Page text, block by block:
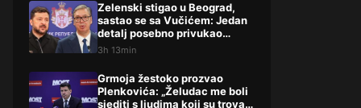
Zelenski stigao u Beograd,
sastao se sa Vučićem: Jedan
detalj posebno privukao
pažnju, evo šta su dogovorili
3h 13min
Grmoja žestoko prozvao
Plenkovića: „Želudac me boli
sjediti s ljudima koji su trovali